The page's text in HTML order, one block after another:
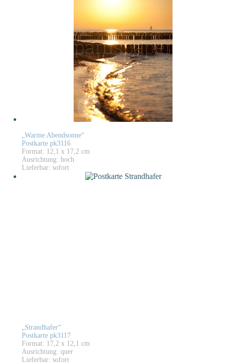
„Warme Abendsonne“
Postkarte pk3116
Format: 12,1 x 17,2 cm
Ausrichtung: hoch
Lieferbar: sofort
„Strandhafer“
Postkarte pk3117
Format: 17,2 x 12,1 cm
Ausrichtung: quer
Lieferbar: sofort